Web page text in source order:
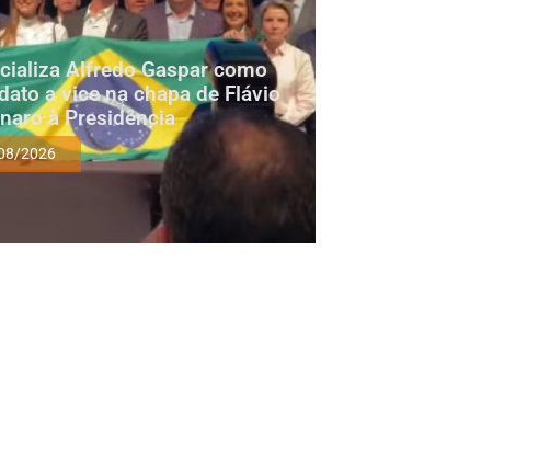
Alfredo Gaspar como
a vice na chapa de Flávio
à Presidência
2026